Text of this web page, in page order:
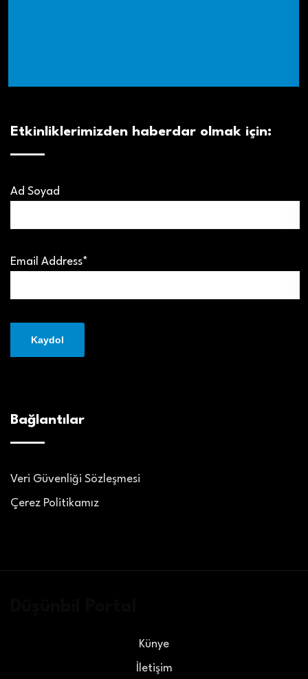
Etkinliklerimizden haberdar olmak için:
Ad Soyad
Email Address*
Bağlantılar
Veri Güvenliği Sözleşmesi
Çerez Politikamız
Künye
İletişim